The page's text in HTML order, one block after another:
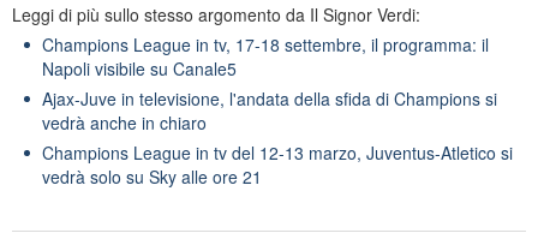
Leggi di più sullo stesso argomento da Il Signor Verdi:
Champions League in tv, 17-18 settembre, il programma: il
Napoli visibile su Canale5
Ajax-Juve in televisione, l'andata della sfida di Champions si
vedrà anche in chiaro
Champions League in tv del 12-13 marzo, Juventus-Atletico si
vedrà solo su Sky alle ore 21